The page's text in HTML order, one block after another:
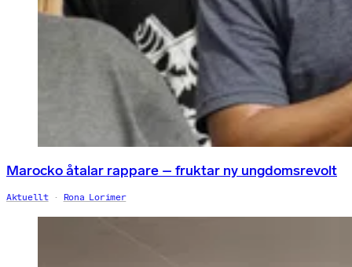
Marocko åtalar rappare – fruktar ny ungdomsrevolt
Aktuellt Rona Lorimer